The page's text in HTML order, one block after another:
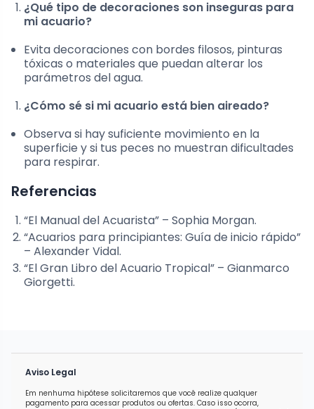
¿Qué tipo de decoraciones son inseguras para
mi acuario?
Evita decoraciones con bordes filosos, pinturas
tóxicas o materiales que puedan alterar los
parámetros del agua.
¿Cómo sé si mi acuario está bien aireado?
Observa si hay suficiente movimiento en la
superficie y si tus peces no muestran dificultades
para respirar.
Referencias
“El Manual del Acuarista” – Sophia Morgan.
“Acuarios para principiantes: Guía de inicio rápido”
– Alexander Vidal.
“El Gran Libro del Acuario Tropical” – Gianmarco
Giorgetti.
Aviso Legal
Em nenhuma hipótese solicitaremos que você realize qualquer
pagamento para acessar produtos ou ofertas. Caso isso ocorra,